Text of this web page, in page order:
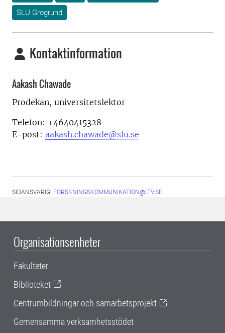
SLU Grogrund
Kontaktinformation
Aakash Chawade
Prodekan, universitetslektor
Telefon: +4640415328
E-post: aakash.chawade@slu.se
SIDANSVARIG: FORSKNINGSKOMMUNIKATION@LTV.SE
Organisationsenheter
Fakulteter
Biblioteket
Centrumbildningar och samarbetsprojekt
Gemensamma verksamhetsstödet